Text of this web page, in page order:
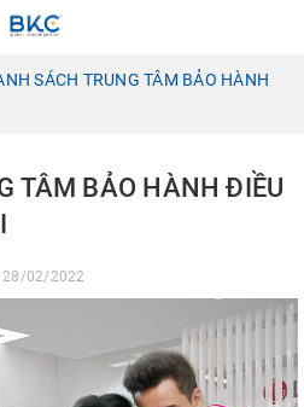
SÁCH TRUNG TÂM BẢO HÀNH
TÂM BẢO HÀNH ĐIỀU
28/02/2022